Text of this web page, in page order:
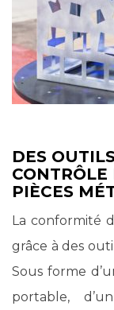
DES
PIÈCES
La conformité
grâce à des
Sous forme
portable,